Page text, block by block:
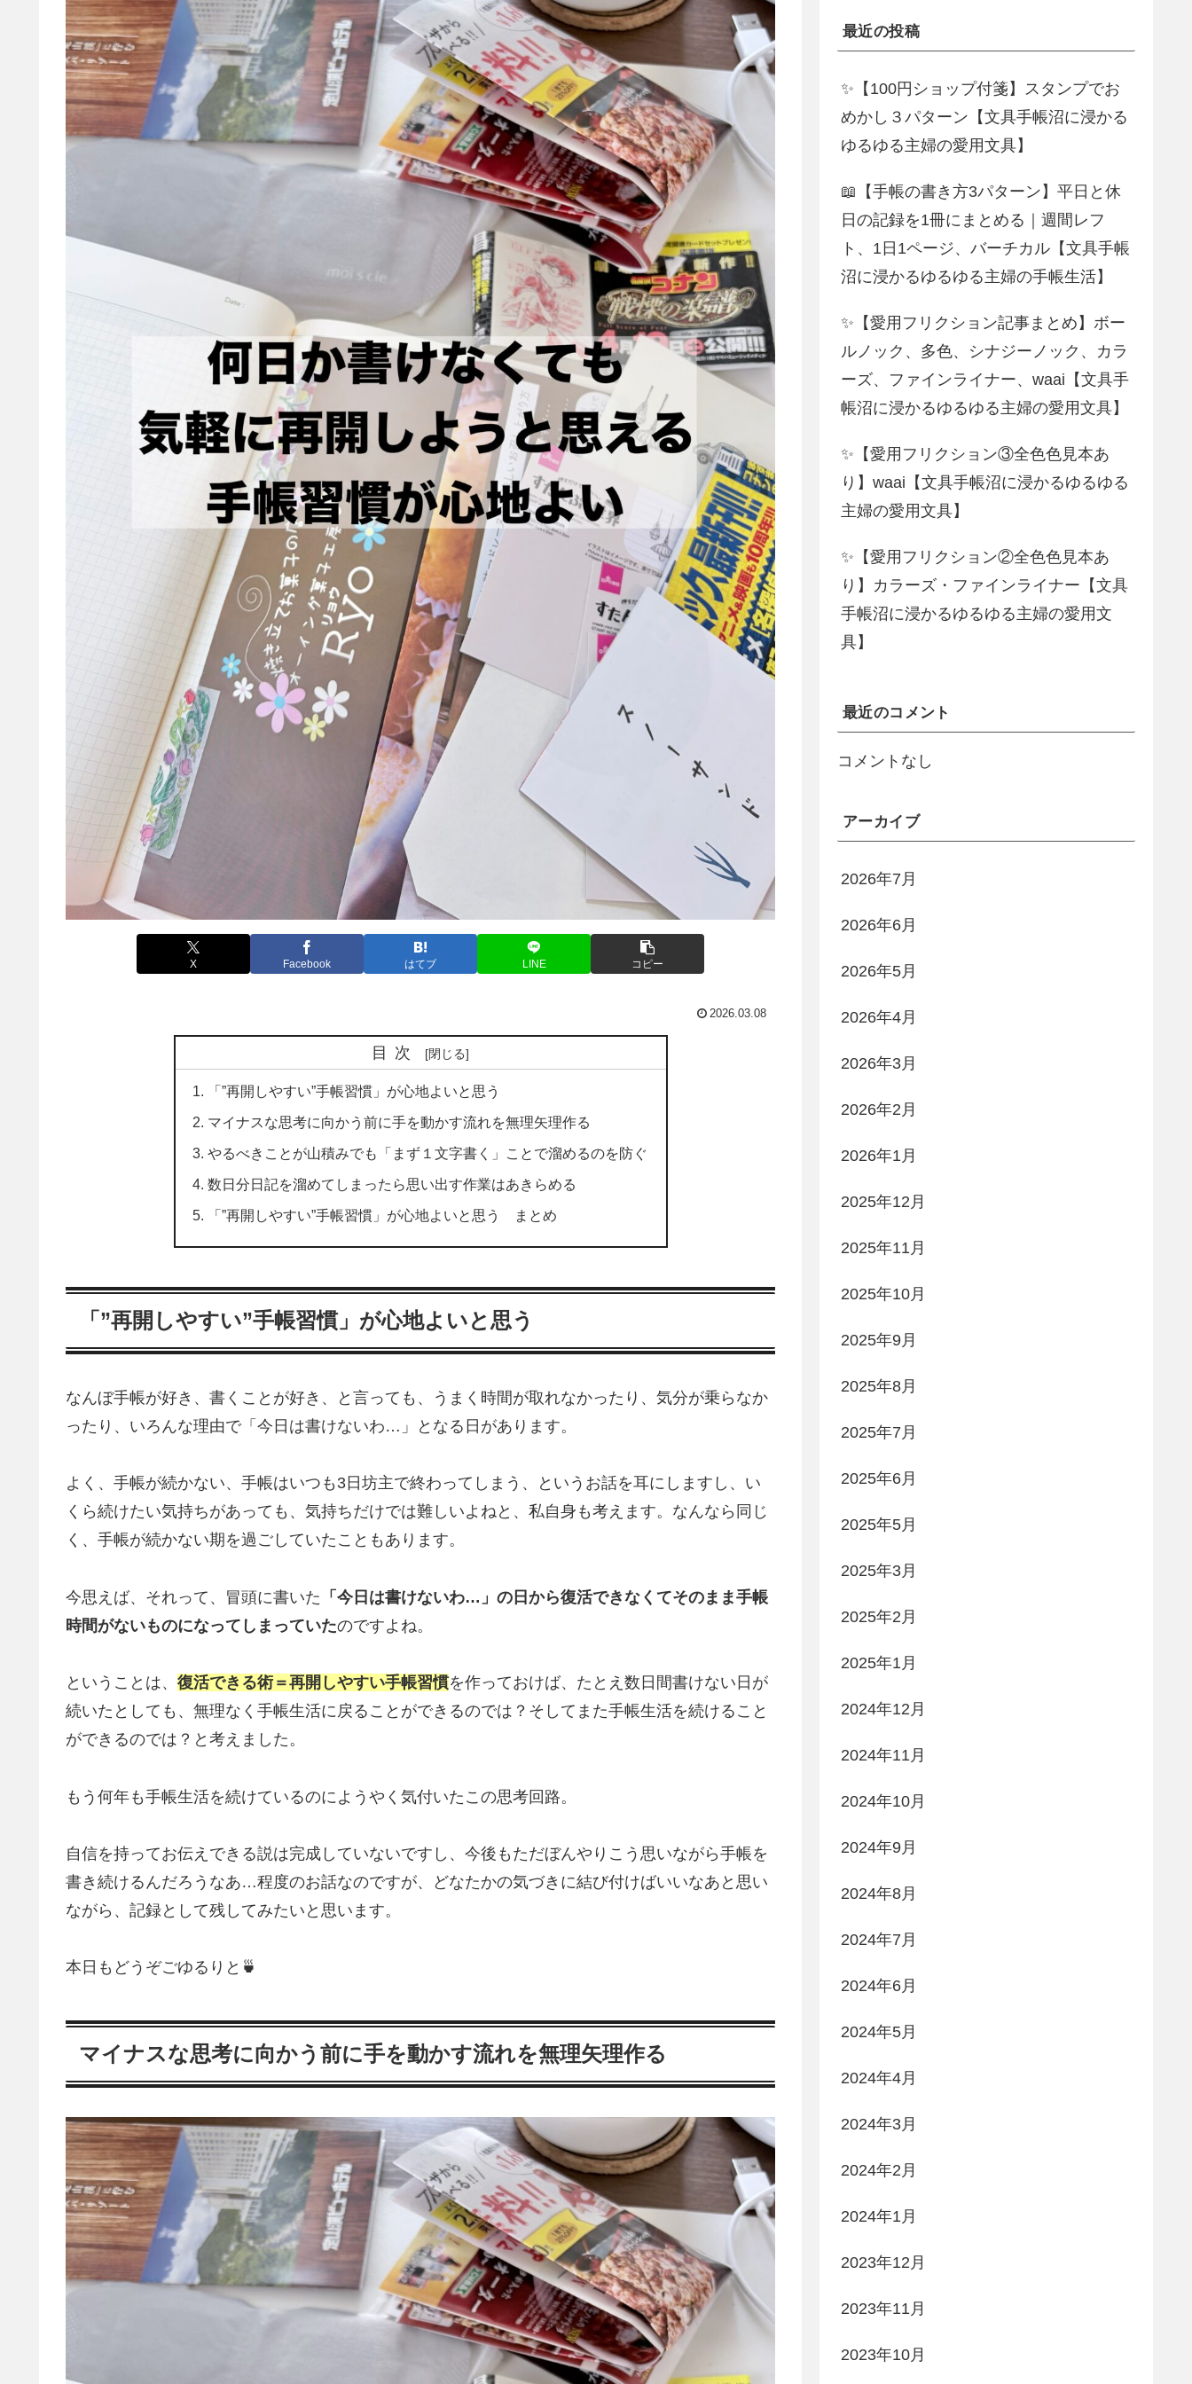
X Facebook はてブ LINE コピー
2026.03.08
目次
「”再開しやすい”手帳習慣」が心地よいと思う
マイナスな思考に向かう前に手を動かす流れを無理矢理作る
やるべきことが山積みでも「まず１文字書く」ことで溜めるのを防ぐ
数日分日記を溜めてしまったら思い出す作業はあきらめる
「”再開しやすい”手帳習慣」が心地よいと思う まとめ
「”再開しやすい”手帳習慣」が心地よいと思う
なんぼ手帳が好き、書くことが好き、と言っても、うまく時間が取れなかったり、気分が乗らなか
ったり、いろんな理由で「今日は書けないわ…」となる日があります。
よく、手帳が続かない、手帳はいつも3日坊主で終わってしまう、というお話を耳にしますし、い
くら続けたい気持ちがあっても、気持ちだけでは難しいよねと、私自身も考えます。なんなら同じ
く、手帳が続かない期を過ごしていたこともあります。
今思えば、それって、冒頭に書いた 「今日は書けないわ…」の日から復活できなくてそのまま手帳
時間がないものになってしまっていたのですよね。
ということは、 復活できる術＝再開しやすい手帳習慣を作っておけば、たとえ数日間書けない日が
続いたとしても、無理なく手帳生活に戻ることができるのでは？そしてまた手帳生活を続けること
ができるのでは？と考えました。
もう何年も手帳生活を続けているのにようやく気付いたこの思考回路。
自信を持ってお伝えできる説は完成していないですし、今後もただぼんやりこう思いながら手帳を
書き続けるんだろうなあ…程度のお話なのですが、どなたかの気づきに結び付けばいいなあと思い
ながら、記録として残してみたいと思います。
本日もどうぞごゆるりと🍵
マイナスな思考に向かう前に手を動かす流れを無理矢理作る
最近の投稿
✨【100円ショップ付箋】スタンプでお
めかし３パターン【文具手帳沼に浸かる
ゆるゆる主婦の愛用文具】
📖【手帳の書き方3パターン】平日と休
日の記録を1冊にまとめる｜週間レフ
ト、1日1ページ、バーチカル【文具手帳
沼に浸かるゆるゆる主婦の手帳生活】
✨【愛用フリクション記事まとめ】ボー
ルノック、多色、シナジーノック、カラ
ーズ、ファインライナー、waai【文具手
帳沼に浸かるゆるゆる主婦の愛用文具】
✨【愛用フリクション③全色色見本あ
り】waai【文具手帳沼に浸かるゆるゆる
主婦の愛用文具】
✨【愛用フリクション②全色色見本あ
り】カラーズ・ファインライナー【文具
手帳沼に浸かるゆるゆる主婦の愛用文
具】
最近のコメント
コメントなし
アーカイブ
2026年7月
2026年6月
2026年5月
2026年4月
2026年3月
2026年2月
2026年1月
2025年12月
2025年11月
2025年10月
2025年9月
2025年8月
2025年7月
2025年6月
2025年5月
2025年3月
2025年2月
2025年1月
2024年12月
2024年11月
2024年10月
2024年9月
2024年8月
2024年7月
2024年6月
2024年5月
2024年4月
2024年3月
2024年2月
2024年1月
2023年12月
2023年11月
2023年10月